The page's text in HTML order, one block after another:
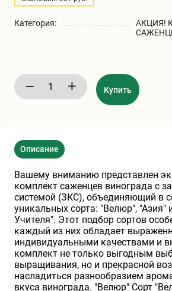
Шарафуга
Бирючина
Овсяница
ПАМПАСНАЯ ТРАВА
Кизильник саженец
Олеандр саженцы
Экзотические растения
Комнатные растения
Глициния
Гвоздика саженцы
Хризантемы саженцы
Категория:
АКЦИЯ!
Купить
Описание
Вашему вниманию представлен
комплект саженцев винограда с
системой (ЗКС), объединяющий в
уникальных сорта: "Велюр", "Азия"
Учителя". Этот подбор сортов
каждый из них обладает
индивидуальными качествами и
комплект не только выгодным
выращивания, но и прекрасной
насладиться разнообразием
вкуса винограда. "Велюр" Сорт